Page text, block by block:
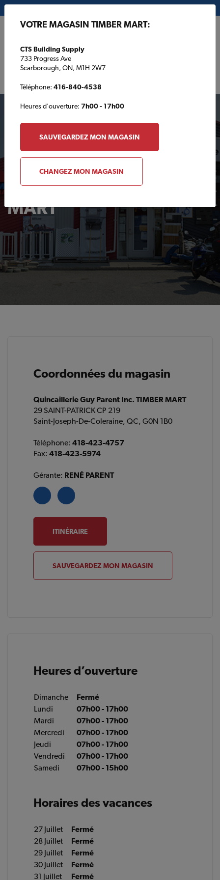
Votre magasin TIMBER
MART
Coordonnées du magasin
Quincaillerie Guy Parent Inc. TIMBER MART
29 SAINT-PATRICK CP 219
Saint-Joseph-De-Coleraine, QC, G0N 1B0
Téléphone:418-423-4757
Fax:418-423-5974
Gérante: RENÉ PARENT
ITINÉRAIRE
SAUVEGARDEZ MON MAGASIN
Heures d’ouverture
Dimanche
Fermé
Lundi
07h00 - 17h00
Mardi
07h00 - 17h00
Mercredi
07h00 - 17h00
Jeudi
07h00 - 17h00
Vendredi
07h00 - 17h00
Samedi
07h00 - 15h00
Horaires des vacances
27 Juillet
Fermé
28 Juillet
Fermé
29 Juillet
Fermé
30 Juillet
Fermé
31 Juillet
Fermé
VOTRE MAGASIN TIMBER MART:
CTS Building Supply
733 Progress Ave
Scarborough, ON, M1H 2W7
Téléphone: 416-840-4538
Heures d'ouverture: 7h00 - 17h00
SAUVEGARDEZ MON MAGASIN
CHANGEZ MON MAGASIN